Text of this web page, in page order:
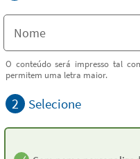
O conteúdo será impresso tal
permitem uma letra maior.
2 Selecione